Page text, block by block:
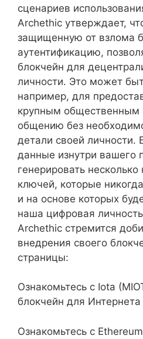
сценариев
Archethic утверждает,
защищенную от взлома
аутентификацию,
блокчейн для
личности. Это может
например, для
крупным общественным
общению без
детали своей личности.
данные изнутри вашего
генерировать несколько
ключей, которые
и на основе которых
наша цифровая
Archethic стремится
внедрения своего
страницы:
Ознакомьтесь с Iota
блокчейн для
Ознакомьтесь с